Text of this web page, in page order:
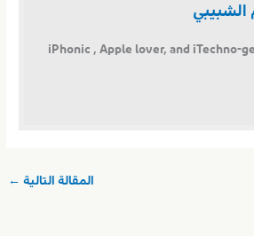
الشبيبي
iPhonic , Apple lover, and iTechno-
المقالة التالية ←